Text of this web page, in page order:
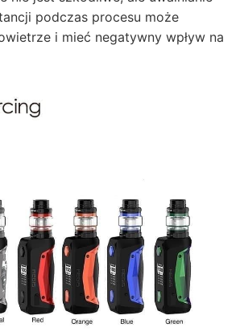
podczas procesu może
i mieć negatywny wpływ na